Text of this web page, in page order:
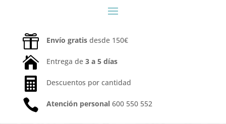
 Envío gratisdesde 150€
 Entrega de 3 a 5 días
 Descuentos por cantidad
 Atención personal600 550 552